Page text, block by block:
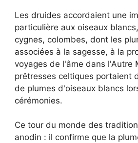
Les druides accordaient une
particulière aux oiseaux
cygnes, colombes, dont les
associées à la sagesse, à la
voyages de l'âme dans l'Autre
prêtresses celtiques portaient
de plumes d'oiseaux blancs
cérémonies.
Ce tour du monde des
anodin : il confirme que la